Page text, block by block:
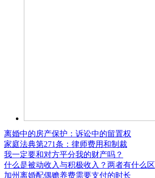
离婚中的房产保护：诉讼中的留置权
家庭法典第271条：律师费用和制裁
我一定要和对方平分我的财产吗？
什么是被动收入与积极收入？两者有什么区
加州离婚配偶赡养费需要支付的时长